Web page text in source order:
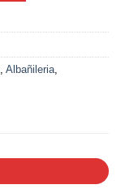
Albañileria